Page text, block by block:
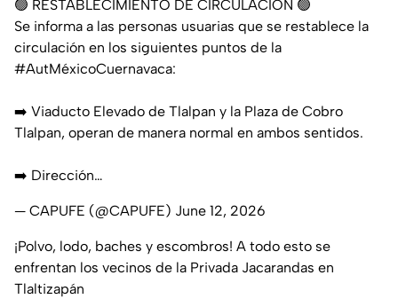
🟢 RESTABLECIMIENTO DE CIRCULACIÓN 🟢
Se informa a las personas usuarias que se restablece la
circulación en los siguientes puntos de la
#AutMéxicoCuernavaca:
➡️ Viaducto Elevado de Tlalpan y la Plaza de Cobro
Tlalpan, operan de manera normal en ambos sentidos.
➡️ Dirección…
— CAPUFE (@CAPUFE) June 12, 2026
¡Polvo, lodo, baches y escombros! A todo esto se
enfrentan los vecinos de la Privada Jacarandas en
Tlaltizapán